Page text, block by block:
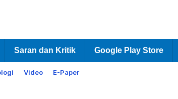
Saran dan Kritik Google Play Store
Video E-Paper